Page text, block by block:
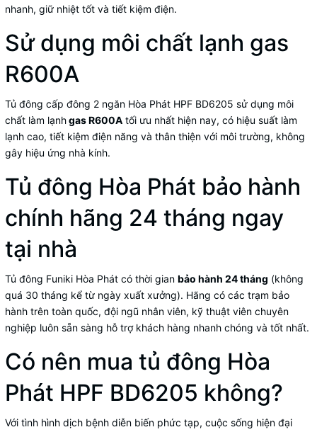
nhanh, giữ nhiệt tốt và tiết kiệm điện.
Sử dụng môi chất lạnh gas
R600A
Tủ đông cấp đông 2 ngăn Hòa Phát HPF BD6205 sử dụng môi
chất làm lạnhgas R600A tối ưu nhất hiện nay, có hiệu suất làm
lạnh cao, tiết kiệm điện năng và thân thiện với môi trường, không
gây hiệu ứng nhà kính.
Tủ đông Hòa Phát bảo hành
chính hãng 24 tháng ngay
tại nhà
Tủ đông Funiki Hòa Phát có thời gian bảo hành 24 tháng (không
quá 30 tháng kể từ ngày xuất xưởng). Hãng có các trạm bảo
hành trên toàn quốc, đội ngũ nhân viên, kỹ thuật viên chuyên
nghiệp luôn sẵn sàng hỗ trợ khách hàng nhanh chóng và tốt nhất.
Có nên mua tủ đông Hòa
Phát HPF BD6205 không?
Với tình hình dịch bệnh diễn biến phức tạp, cuộc sống hiện đại